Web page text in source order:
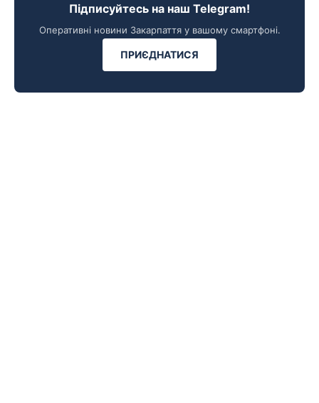
Підписуйтесь на наш Telegram!
Оперативні новини Закарпаття у вашому смартфоні.
ПРИЄДНАТИСЯ